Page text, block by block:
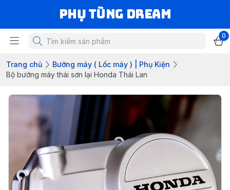
Phụ Tùng Dream
0
Trang chủ
Bưởng máy ( Lốc máy ) | Phụ Kiện
Bộ bưởng máy thái sơn lại Honda Thái Lan